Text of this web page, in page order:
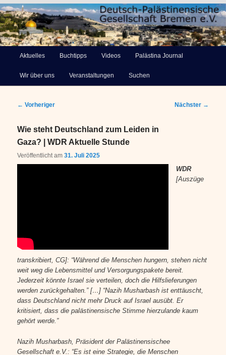
Deutsch-Palästinensische
Zum
primären
Aktuelles Buchtipps Videos Palästina Journal
Wir über uns Veranstaltungen Suchen
Beitragsnavigation
← Vorheriger Nächster →
Wie steht Deutschland zum Leiden in
Gaza? | WDR Aktuelle Stunde
Veröffentlicht am31. Juli 2025
WDR
[Auszüge
transkribiert, CG]: “Während die Menschen hungern, stehen nicht
weit weg die Lebensmittel und Versorgungspakete bereit.
Jederzeit könnte Israel sie verteilen, doch die Hilfslieferungen
werden zurückgehalten.” […] “Nazih Musharbash ist enttäuscht,
dass Deutschland nicht mehr Druck auf Israel ausübt. Er
kritisiert, dass die palästinensische Stimme hierzulande kaum
gehört werde.”
Nazih Musharbash, Präsident der Palästinensischee
Gesellschaft e.V.: “Es ist eine Strategie, die Menschen